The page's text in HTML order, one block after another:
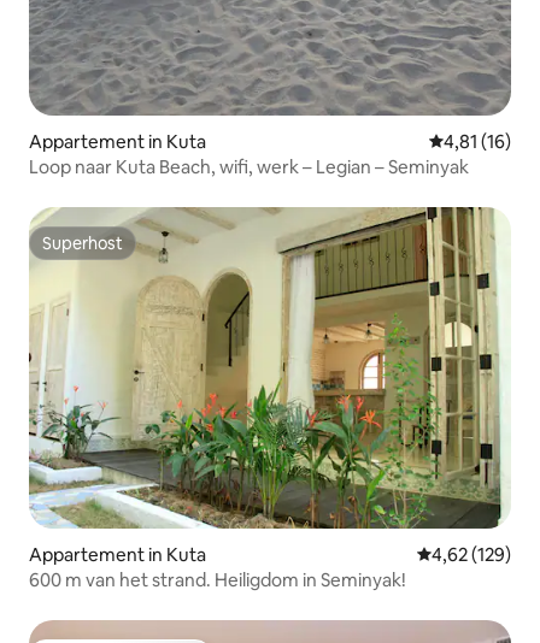
Appartement in Kuta Gemiddelde
4,81 (16)
Loop naar Kuta Beach, wifi, werk – Legian – Seminyak
Superhost
Superhost
Appartement in Kuta Gemiddelde
4,62 (129)
600 m van het strand. Heiligdom in Seminyak!